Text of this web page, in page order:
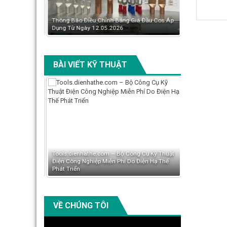
Thông Báo Điều Chỉnh Bảng Giá Đầu Cos Áp
Dụng Từ Ngày 12.05.2026
Có Nên
BÀI VIẾT KỸ THUẬT
Tools.dienhathe.com – Bộ Công Cụ Kỹ Thuật
Điện Công Nghiệp Miễn Phí Do Điện Hạ Thế
Phát Triển
VỀ CHÚNG TÔI